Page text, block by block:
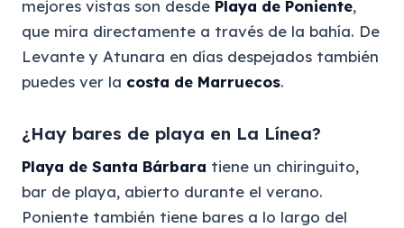
mejores vistas son desde Playa de Poniente,
que mira directamente a través de la bahía. De
Levante y Atunara en días despejados también
puedes ver la costa de Marruecos.
¿Hay bares de playa en La Línea?
Playa de Santa Bárbara tiene un chiringuito,
bar de playa, abierto durante el verano.
Poniente también tiene bares a lo largo del